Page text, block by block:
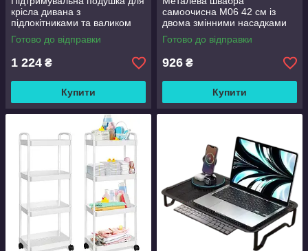
крісла дивана з
підлокітниками та валиком
Good Lucky
Готово до відправки
1 224 ₴
Купити
самоочисна M06 42 см із
двома змінними насадками
Готово до відправки
926 ₴
Купити